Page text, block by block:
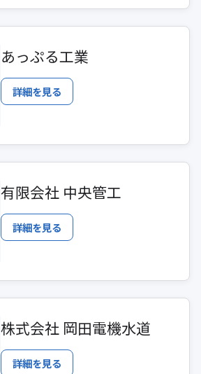
あっぷる工業
詳細を見る
有限会社 中央管工
詳細を見る
株式会社 岡田電機水道
詳細を見る